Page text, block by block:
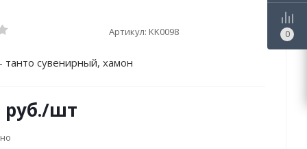
Артикул: KK0098
сувенирный, хамон
руб./шт
0